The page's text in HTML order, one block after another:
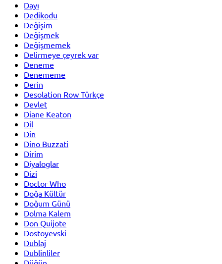
Dayı
Dedikodu
Değişim
Değişmek
Değişmemek
Delirmeye çeyrek var
Deneme
Denememe
Derin
Desolation Row Türkçe
Devlet
Diane Keaton
Dil
Din
Dino Buzzati
Dirim
Diyaloglar
Dizi
Doctor Who
Doğa Kültür
Doğum Günü
Dolma Kalem
Don Quijote
Dostoyevski
Dublaj
Dublinliler